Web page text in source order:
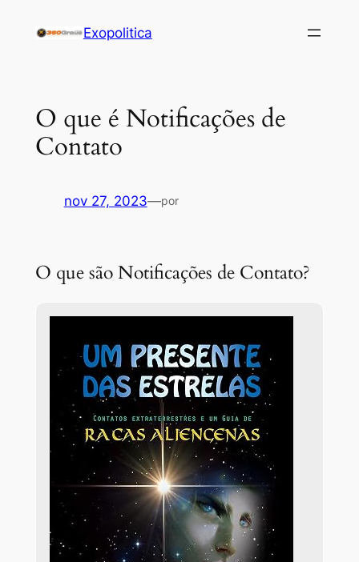
Exopolitica
O que é Notificações de
Contato
nov 27, 2023—por
O que são Notificações de Contato?